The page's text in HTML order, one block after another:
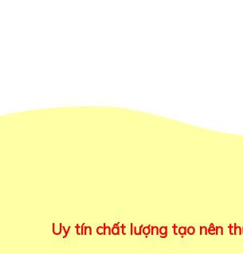
Uy tín chất lượng tạo nên